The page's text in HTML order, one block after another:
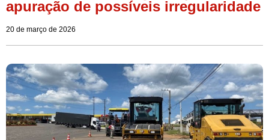
apuração de possíveis irregularidade
20 de março de 2026